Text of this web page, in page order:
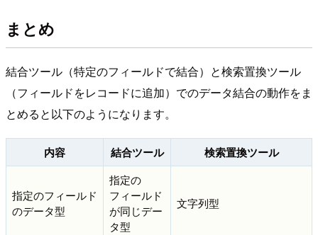
まとめ
結合ツール（特定のフィールドで結合）と検索置換ツール
（フィールドをレコードに追加）でのデータ結合の動作をま
とめると以下のようになります。
内容 結合ツール 検索置換ツール
指定のフィールド
のデータ型
指定の
フィールド
が同じデー
タ型
文字列型